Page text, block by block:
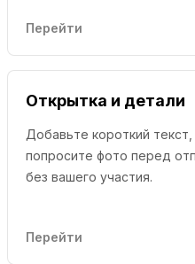
Перейти
Открытка и детали
Добавьте короткий
попросите фото перед
без вашего участия.
Перейти